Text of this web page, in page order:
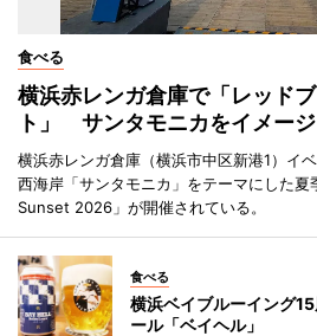
食べる
横浜赤レンガ倉庫で「レッド
ト」 サンタモニカをイメー
横浜赤レンガ倉庫（横浜市中区新港1）イ
西海岸「サンタモニカ」をテーマにした
Sunset 2026」が開催されている。
食べる
横浜ベイブルーイング
ール「ベイヘル」